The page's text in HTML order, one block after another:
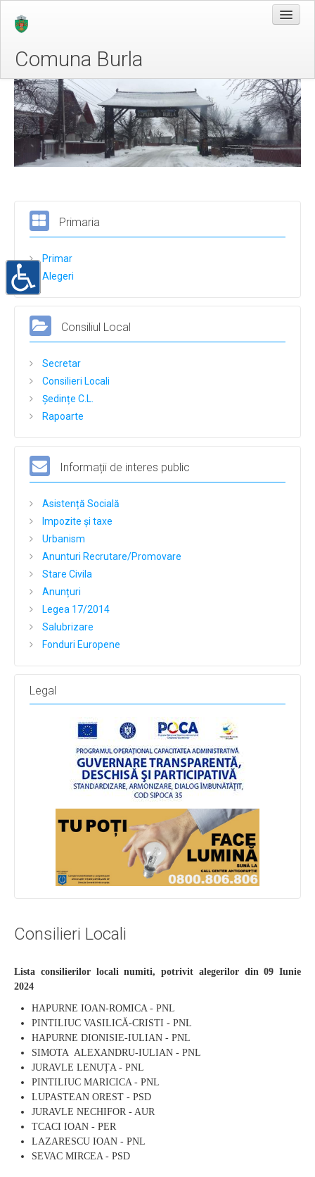
Comuna Burla
Acasa
Despre Noi
Legislatie
Conducere
Programe si strategii
Rapoarte si studii
Informații de interes public
Solicitare informații
Buletinul informativ
Buget
Bilanțuri contabile
Achiziții publice
Declarații de avere și interese
Formulare tip
Taxe si Impozite
Galerie Foto
Evenimente
Contact
Primaria
Primar
Alegeri
Consiliul Local
Secretar
Consilieri Locali
Ședințe C.L.
Rapoarte
Informații de interes public
Asistență Socială
Impozite și taxe
Urbanism
Anunturi Recrutare/Promovare
Stare Civila
Anunțuri
Legea 17/2014
Salubrizare
Fonduri Europene
Legal
Consilieri Locali
Lista consilierilor locali numiti, potrivit alegerilor din 09 Iunie
2024
HAPURNE IOAN-ROMICA - PNL
PINTILIUC VASILICĂ-CRISTI - PNL
HAPURNE DIONISIE-IULIAN - PNL
SIMOTA ALEXANDRU-IULIAN - PNL
JURAVLE LENUȚA - PNL
PINTILIUC MARICICA - PNL
LUPASTEAN OREST - PSD
JURAVLE NECHIFOR - AUR
TCACI IOAN - PER
LAZARESCU IOAN - PNL
SEVAC MIRCEA - PSD